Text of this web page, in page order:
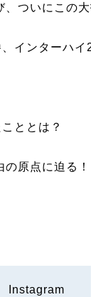
ついにこの大
インターハイ
ととは？
原点に迫る！
Instagram